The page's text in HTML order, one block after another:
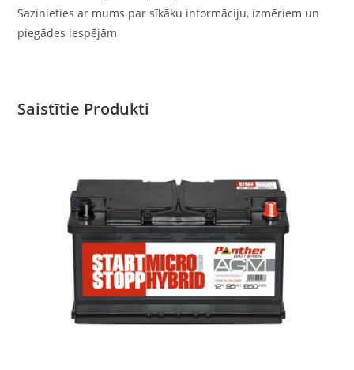
Sazinieties ar mums par sīkāku informāciju, izmēriem un
piegādes iespējām
Saistītie Produkti